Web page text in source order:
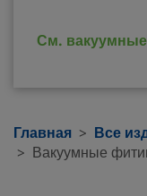
См.
Главная Все
Вакуумные